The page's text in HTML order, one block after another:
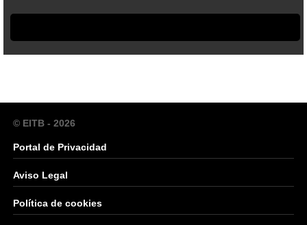
© EITB - 2026
Portal de Privacidad
Aviso Legal
Política de cookies